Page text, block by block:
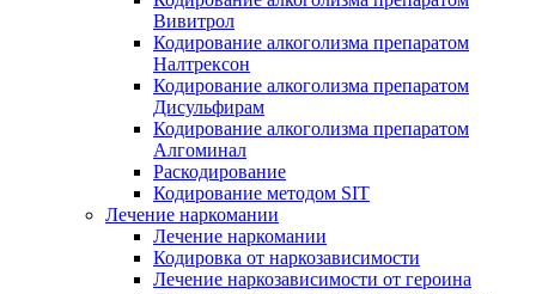
Вивитрол
Кодирование алкоголизма препаратом
Налтрексон
Кодирование алкоголизма препаратом
Дисульфирам
Кодирование алкоголизма препаратом
Алгоминал
Раскодирование
Кодирование методом SIT
Лечение наркомании
Лечение наркомании
Кодировка от наркозависимости
Лечение наркозависимости от героина